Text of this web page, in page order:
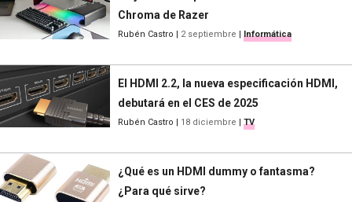
Chroma de Razer
Rubén Castro | 2 septiembre | Informática
El HDMI 2.2, la nueva especificación HDMI,
debutará en el CES de 2025
Rubén Castro | 18 diciembre | TV
¿Qué es un HDMI dummy o fantasma?
¿Para qué sirve?